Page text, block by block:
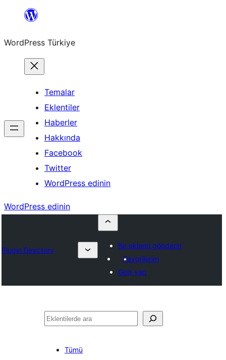
İçeriğe
WordPress Türkiye
Temalar
Eklentiler
Haberler
Hakkında
Facebook
Twitter
WordPress edinin
WordPress edinin
Plugin Directory
Bir eklenti gönderin
Favorilerim
Giriş yap
Ara
Tümü